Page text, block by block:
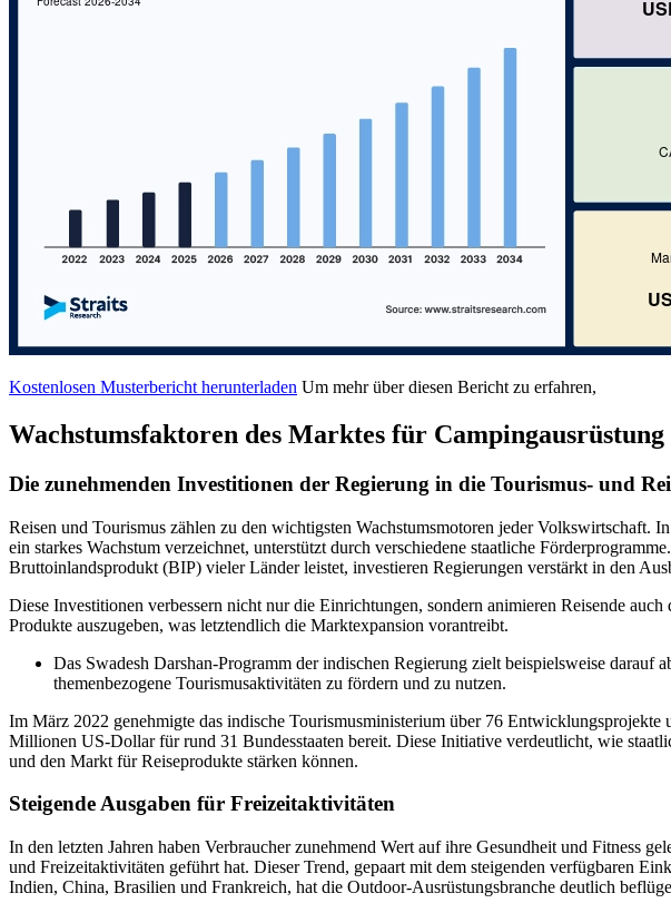
Kostenlosen Musterbericht herunterladen Um mehr über diesen Bericht zu erfahren,
Wachstumsfaktoren des Marktes für Campingausrüstung
Die zunehmenden Investitionen der Regierung in die Tourismus- und
Reisen und Tourismus zählen zu den wichtigsten Wachstumsmotoren jeder Volkswirtschaft.
ein starkes Wachstum verzeichnet, unterstützt durch verschiedene staatliche
Bruttoinlandsprodukt (BIP) vieler Länder leistet, investieren Regierungen verstärkt in den
Diese Investitionen verbessern nicht nur die Einrichtungen, sondern animieren Reisende
Produkte auszugeben, was letztendlich die Marktexpansion vorantreibt.
Das Swadesh Darshan-Programm der indischen Regierung zielt beispielsweise darauf
themenbezogene Tourismusaktivitäten zu fördern und zu nutzen.
Im März 2022 genehmigte das indische Tourismusministerium über 76
Millionen US-Dollar für rund 31 Bundesstaaten bereit. Diese Initiative verdeutlicht, wie
und den Markt für Reiseprodukte stärken können.
Steigende Ausgaben für Freizeitaktivitäten
In den letzten Jahren haben Verbraucher zunehmend Wert auf ihre Gesundheit und Fitness
und Freizeitaktivitäten geführt hat. Dieser Trend, gepaart mit dem steigenden verfügbaren
Indien, China, Brasilien und Frankreich, hat die Outdoor-Ausrüstungsbranche deutlich